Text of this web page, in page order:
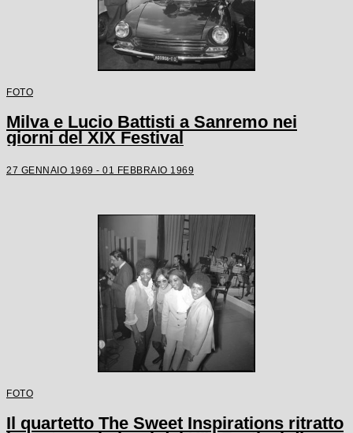
FOTO
Milva e Lucio Battisti a Sanremo nei
giorni del XIX Festival
27 GENNAIO 1969 - 01 FEBBRAIO 1969
FOTO
Il quartetto The Sweet Inspirations ritratto